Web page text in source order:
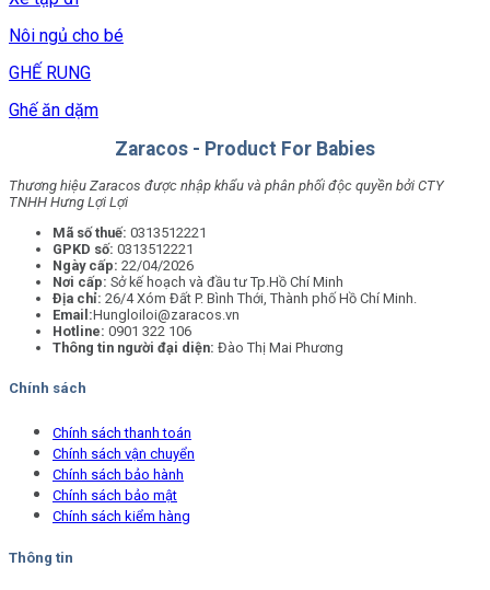
Nôi ngủ cho bé
GHẾ RUNG
Ghế ăn dặm
Zaracos - Product For Babies
Thương hiệu Zaracos được nhập khẩu và phân phối độc quyền bởi CTY
TNHH Hưng Lợi Lợi
Mã số thuế: 0313512221
GPKD số: 0313512221
Ngày cấp: 22/04/2026
Nơi cấp: Sở kế hoạch và đầu tư Tp.Hồ Chí Minh
Địa chỉ: 26/4 Xóm Đất P. Bình Thới, Thành phố Hồ Chí Minh.
Email:Hungloiloi@zaracos.vn
Hotline: 0901 322 106
Thông tin người đại diện: Đào Thị Mai Phương
Chính sách
Chính sách thanh toán
Chính sách vận chuyển
Chính sách bảo hành
Chính sách bảo mật
Chính sách kiểm hàng
Thông tin